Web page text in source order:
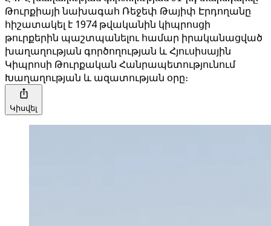
Թուրքիայի նախագահ Ռեջեփ Թայիփ Էրդողանը
հիշատակել է 1974 թվականին կիպրոսցի
թուրքերին պաշտպանելու համար իրականացված
խաղաղության գործողության և Հյուսիսային
Կիպրոսի Թուրքական Հանրապետությունում
Խաղաղության և ազատության օրը։
Կիսվել